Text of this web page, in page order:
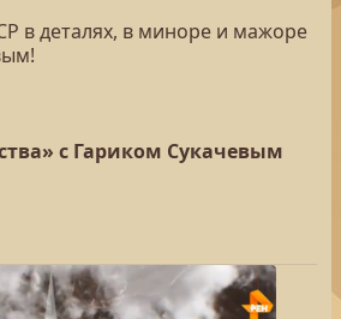
в деталях, в миноре и мажоре
с Гариком Сукачевым